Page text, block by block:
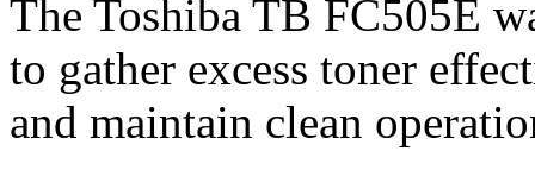
The Toshiba TB FC505E
to gather excess toner
and maintain clean